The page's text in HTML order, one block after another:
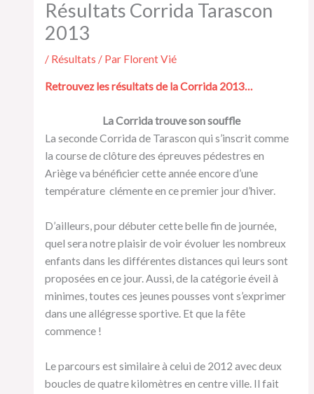
Résultats Corrida Tarascon
2013
/ Résultats / Par Florent Vié
Retrouvez les résultats de la Corrida 2013…
La Corrida trouve son souffle
La seconde Corrida de Tarascon qui s’inscrit comme
la course de clôture des épreuves pédestres en
Ariège va bénéficier cette année encore d’une
température clémente en ce premier jour d’hiver.
D’ailleurs, pour débuter cette belle fin de journée,
quel sera notre plaisir de voir évoluer les nombreux
enfants dans les différentes distances qui leurs sont
proposées en ce jour. Aussi, de la catégorie éveil à
minimes, toutes ces jeunes pousses vont s’exprimer
dans une allégresse sportive. Et que la fête
commence !
Le parcours est similaire à celui de 2012 avec deux
boucles de quatre kilomètres en centre ville. Il fait